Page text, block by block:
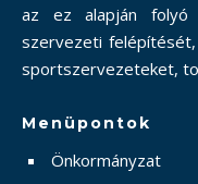
az ez alapján folyó
szervezeti
sportszervezeteket,
Menüpontok
Önkormányzat